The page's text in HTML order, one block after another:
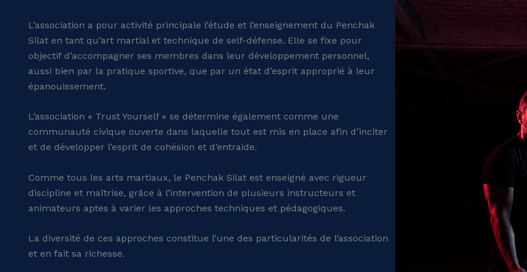
L’association a pour activité principale l’étude et l’enseignement du Penchak
Silat en tant qu’art martial et technique de self-défense. Elle se fixe pour
objectif d’accompagner ses membres dans leur développement personnel,
aussi bien par la pratique sportive, que par un état d’esprit approprié à leur
épanouissement.
L’association « Trust Yourself » se détermine également comme une
communauté civique ouverte dans laquelle tout est mis en place afin d’inciter
et de développer l’esprit de cohésion et d’entraide.
Comme tous les arts martiaux, le Penchak Silat est enseigné avec rigueur
discipline et maîtrise, grâce à l’intervention de plusieurs instructeurs et
animateurs aptes à varier les approches techniques et pédagogiques.
La diversité de ces approches constitue l’une des particularités de l’association
et en fait sa richesse.